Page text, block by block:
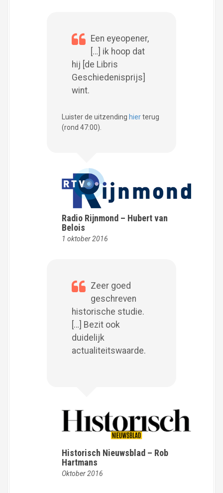
Een eyeopener,
[…] ik hoop dat
hij [de Libris
Geschiedenisprijs]
wint.
Luister de uitzending hierterug
(rond 47:00).
Radio Rijnmond – Hubert van
Belois
1 oktober 2016
Zeer goed
geschreven
historische studie.
[…] Bezit ook
duidelijk
actualiteitswaarde.
Historisch Nieuwsblad – Rob
Hartmans
Oktober 2016